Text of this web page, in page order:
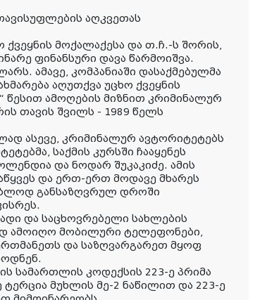
აღკვეთას
მოქალაქესა და თ.ჩ.-ს შორის,
ფინანსური დავა წარმოიშვა.
ამავე, კომპანიაში დასაქმებულმა
აღუთქვა უცხო ქვეყნის
ამოღების მიზნით კრიმინალურ
თავის შვილს - 1989 წელს
ასევე, კრიმინალურ ავტორიტეტებს
საქმის კურსში ჩააყენეს
და ნოდარ შუკაკიძე. ამის
და ერთ-ერთ მოდავე მხარეს
განსაზღვრულ დროში
და საცხოვრებელი სახლების
ამოიღო მობილური ტელეფონები,
და საზღვარგარეთ მყოფ
სამართლის კოდექსის 223-ე პრიმა
მუხლის მე-2 ნაწილით და 223-ე